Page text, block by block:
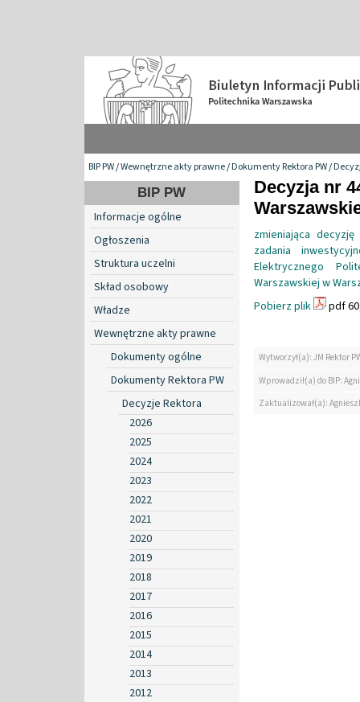
BIP PW/Wewnętrzne akty prawne/Dokumenty Rektora PW/
BIP PW
Informacje ogólne
Ogłoszenia
Struktura uczelni
Skład osobowy
Władze
Wewnętrzne akty prawne
Dokumenty ogólne
Dokumenty Rektora PW
Decyzje Rektora
2026
2025
2024
2023
2022
2021
2020
2019
2018
2017
2016
2015
2014
2013
2012
Decyzja nr
zmieniająca
zadania
Elektrycznego
Warszawskiej w
Pobierz plik
pdf
Wytworzył(a): JM Rektor
Wprowadził(a) do BIP:
Zaktualizował(a):